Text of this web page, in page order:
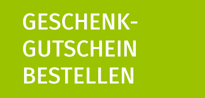
GESCHENK­
GUTSCHEIN
BESTELLEN